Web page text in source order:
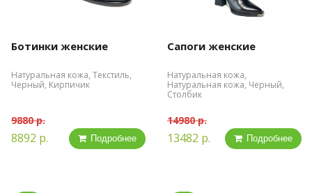
Ботинки женские
Натуральная кожа, Текстиль,
Черный, Кирпичик
9880 р.
8892 р. Подробнее
Сапоги женские
Натуральная кожа,
Натуральная кожа, Черный,
Столбик
14980 р.
13482 р. Подробнее